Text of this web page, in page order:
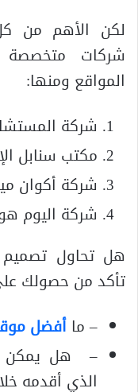
لكن الأهم من
شركات
المواقع ومنها:
شركة
مكتب سنابل
شركة أكوان
شركة اليوم
هل تحاول تصميم
تأكد من حصولك على
– ما أفضل
– هل يمكن
الذي أقدمه